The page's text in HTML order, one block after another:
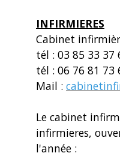
INFIRMIERES
Cabinet
tél : 03 85 33 37
tél : 06 76 81 73
Mail :
Le cabinet
infirmieres,
l'année :